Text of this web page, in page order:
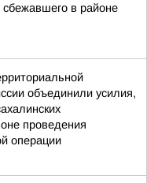
сбежавшего в районе
объединили усилия,
проведения
операции